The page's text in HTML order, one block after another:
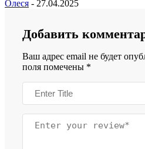
Олеся - 27.04.2025
Добавить
Ваш адрес email не будет
поля помечены *